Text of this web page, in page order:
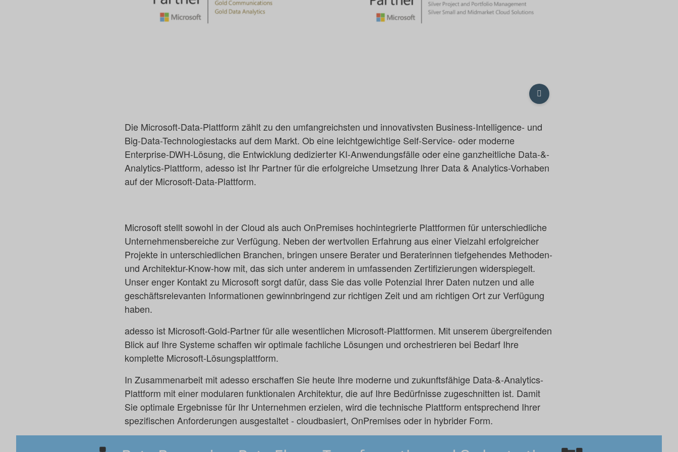
Die Microsoft-Data-Plattform zählt zu den umfangreichsten und innovativsten Business-Intelligence- und
Big-Data-Technologiestacks auf dem Markt. Ob eine leichtgewichtige Self-Service- oder moderne
Enterprise-DWH-Lösung, die Entwicklung dedizierter KI-Anwendungsfälle oder eine ganzheitliche Data-&-
Analytics-Plattform, adesso ist Ihr Partner für die erfolgreiche Umsetzung Ihrer Data & Analytics-Vorhaben
auf der Microsoft-Data-Plattform.
Microsoft stellt sowohl in der Cloud als auch OnPremises hochintegrierte Plattformen für unterschiedliche
Unternehmensbereiche zur Verfügung. Neben der wertvollen Erfahrung aus einer Vielzahl erfolgreicher
Projekte in unterschiedlichen Branchen, bringen unsere Berater und Beraterinnen tiefgehendes Methoden-
und Architektur-Know-how mit, das sich unter anderem in umfassenden Zertifizierungen widerspiegelt.
Unser enger Kontakt zu Microsoft sorgt dafür, dass Sie das volle Potenzial Ihrer Daten nutzen und alle
geschäftsrelevanten Informationen gewinnbringend zur richtigen Zeit und am richtigen Ort zur Verfügung
haben.
adesso ist Microsoft-Gold-Partner für alle wesentlichen Microsoft-Plattformen. Mit unserem übergreifenden
Blick auf Ihre Systeme schaffen wir optimale fachliche Lösungen und orchestrieren bei Bedarf Ihre
komplette Microsoft-Lösungsplattform.
In Zusammenarbeit mit adesso erschaffen Sie heute Ihre moderne und zukunftsfähige Data-&-Analytics-
Plattform mit einer modularen funktionalen Architektur, die auf Ihre Bedürfnisse zugeschnitten ist. Damit
Sie optimale Ergebnisse für Ihr Unternehmen erzielen, wird die technische Plattform entsprechend Ihrer
spezifischen Anforderungen ausgestaltet - cloudbasiert, OnPremises oder in hybrider Form.